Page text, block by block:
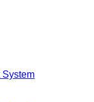
System